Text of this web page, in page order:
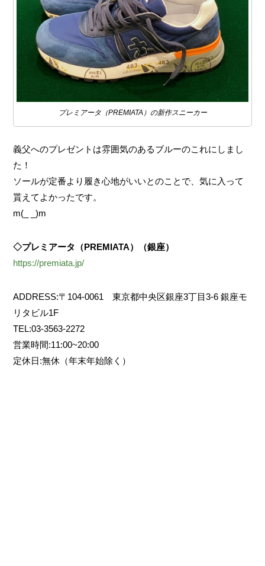
プレミアータ（PREMIATA）の新作スニーカー
義父へのプレゼントは雰囲気のあるブルーのこれにしまし
た！
ソールが定番より履き心地がいいとのことで、気に入って
貰えてよかったです。
m(_ _)m
◇プレミアータ（PREMIATA）（銀座）
https://premiata.jp/
ADDRESS:〒104-0061 東京都中央区銀座3丁目3-6 銀座モ
リタビル1F
TEL:03-3563-2272
営業時間:11:00~20:00
定休日:無休（年末年始除く）